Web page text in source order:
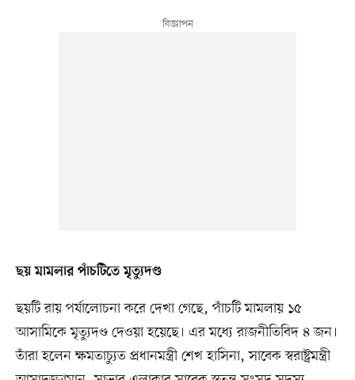
ছয় মামলার পাঁচটিতে মৃত্যুদণ্ড
ছয়টি রায় পর্যালোচনা করে দেখা গেছে, পাঁচটি মামলায় ১৫
আসামিকে মৃত্যুদণ্ড দেওয়া হয়েছে। এর মধ্যে রাজনীতিবিদ ৪ জন।
তাঁরা হলেন ক্ষমতাচ্যুত প্রধানমন্ত্রী শেখ হাসিনা, সাবেক স্বরাষ্ট্রমন্ত্রী